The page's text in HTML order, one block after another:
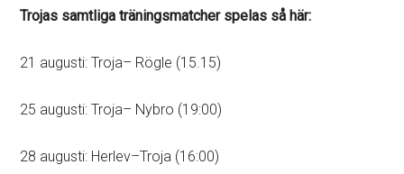
Trojas samtliga träningsmatcher spelas så här:
21 augusti: Troja– Rögle (15.15)
25 augusti: Troja– Nybro (19:00)
28 augusti: Herlev–Troja (16:00)